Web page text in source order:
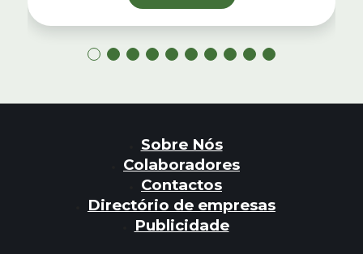
Sobre Nós
Colaboradores
Contactos
Directório de empresas
Publicidade